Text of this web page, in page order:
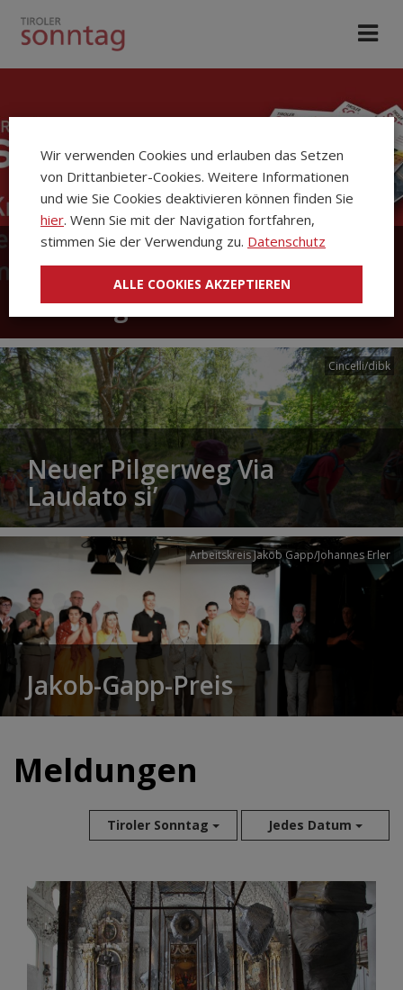
Die Kirchenzeitung Tiroler
Sonntag
Cincelli/dibk
Neuer Pilgerweg Via
Laudato si’
Arbeitskreis Jakob Gapp/Johannes Erler
Jakob-Gapp-Preis
Meldungen
Tiroler Sonntag Jedes Datum
Aug 2026
Jul 2026
Jun 2026
Mai 2026
Apr 2026
Wir verwenden Cookies und erlauben das Setzen
von Drittanbieter-Cookies. Weitere Informationen
und wie Sie Cookies deaktivieren können finden Sie
hier. Wenn Sie mit der Navigation fortfahren,
stimmen Sie der Verwendung zu. Datenschutz
ALLE COOKIES AKZEPTIEREN